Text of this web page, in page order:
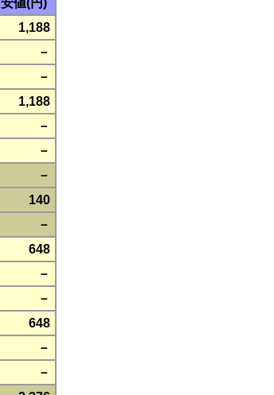
安値(円)
1,188
－
－
1,188
－
－
－
140
－
648
－
－
648
－
－